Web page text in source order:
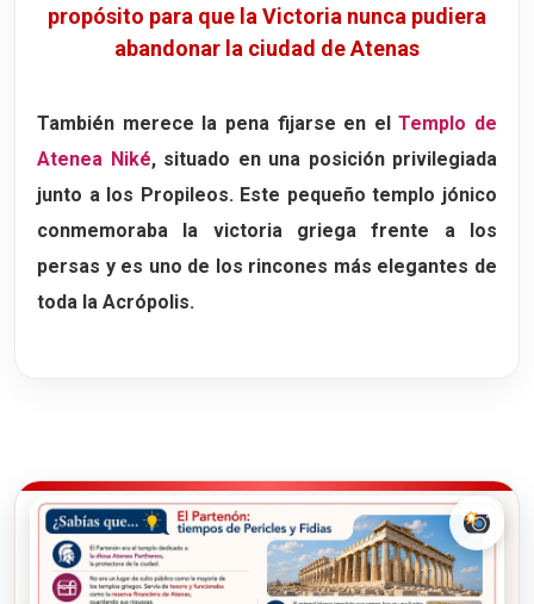
propósito para que la Victoria nunca pudiera
abandonar la ciudad de Atenas
También merece la pena fijarse en elTemplo de
Atenea Niké, situado en una posición privilegiada
junto a los Propileos. Este pequeño templo jónico
conmemoraba la victoria griega frente a los
persas y es uno de los rincones más elegantes de
toda la Acrópolis.